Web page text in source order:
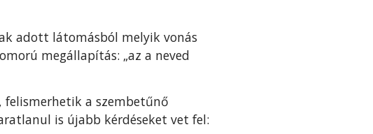
adott látomásból melyik vonás
megállapítás: „az a neved
felismerhetik a szembetűnő
is újabb kérdéseket vet fel: